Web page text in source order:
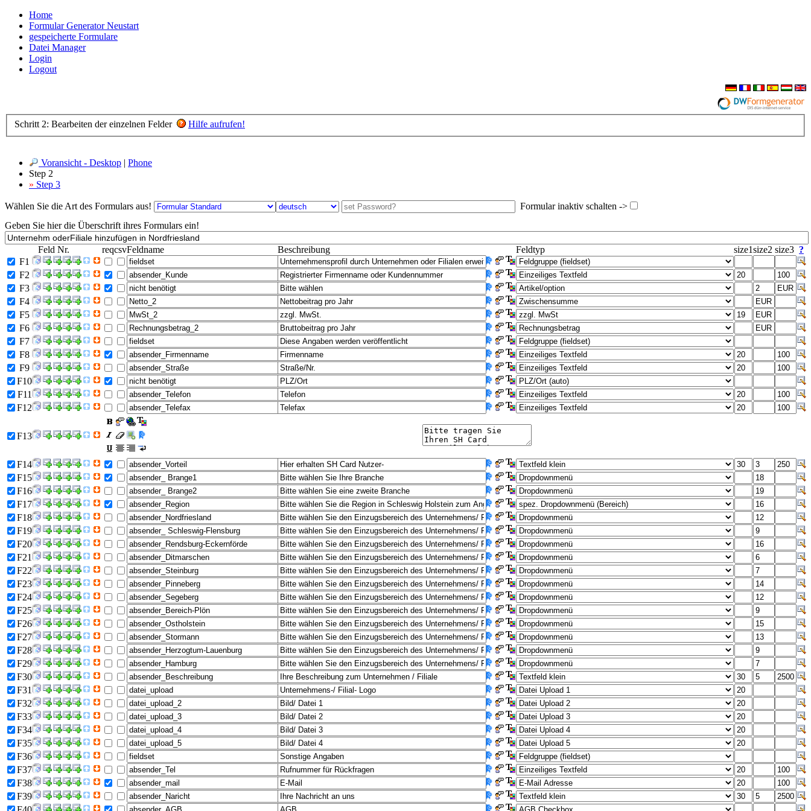
Home
Formular Generator Neustart
gespeicherte Formulare
Datei Manager
Login
Logout
Schritt 2: Bearbeiten der einzelnen Felder Hilfe aufrufen!
Voransicht - Desktop | Phone
Step 2
» Step 3
Wählen Sie die Art des Formulars aus!
Formular inaktiv schalten ->
Geben Sie hier die Überschrift ihres Formulars ein!
Feld Nr. reqcsvFeldname Beschreibung Feldtyp size1size2 size3 ?
F1
F2
F3
F4
F5
F6
F7
F8
F9
F10
F11
F12
F13
F14
F15
F16
F17
F18
F19
F20
F21
F22
F23
F24
F25
F26
F27
F28
F29
F30
F31
F32
F33
F34
F35
F36
F37
F38
F39